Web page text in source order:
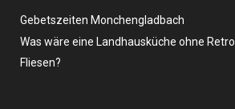
Gebetszeiten Monchengladbach
Was wäre eine Landhausküche ohne Retro
Fliesen?